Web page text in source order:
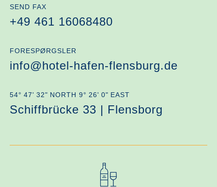
SEND FAX
+49 461 16068480
FORESPØRGSLER
info@hotel-hafen-flensburg.de
54° 47' 32" NORTH 9° 26' 0" EAST
Schiffbrücke 33 | Flensborg